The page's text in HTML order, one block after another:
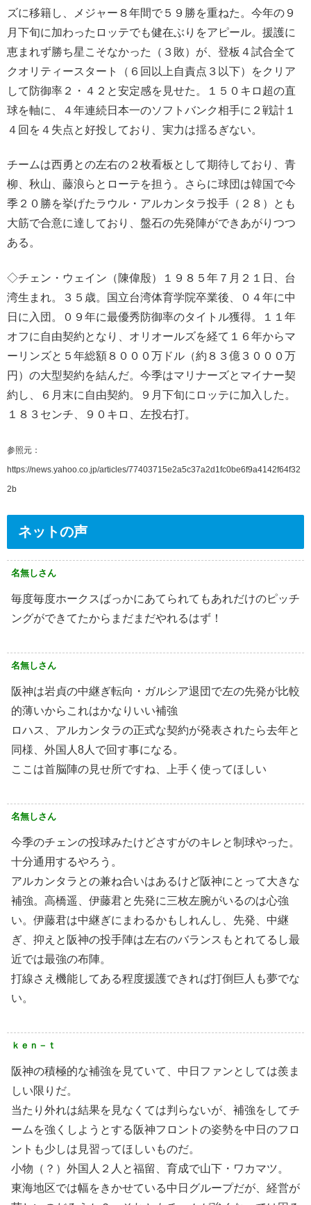
ズに移籍し、メジャー８年間で５９勝を重ねた。今年の９
月下旬に加わったロッテでも健在ぶりをアピール。援護に
恵まれず勝ち星こそなかった（３敗）が、登板４試合全て
クオリティースタート（６回以上自責点３以下）をクリア
して防御率２・４２と安定感を見せた。１５０キロ超の直
球を軸に、４年連続日本一のソフトバンク相手に２戦計１
４回を４失点と好投しており、実力は揺るぎない。
チームは西勇との左右の２枚看板として期待しており、青
柳、秋山、藤浪らとローテを担う。さらに球団は韓国で今
季２０勝を挙げたラウル・アルカンタラ投手（２８）とも
大筋で合意に達しており、盤石の先発陣ができあがりつつ
ある。
◇チェン・ウェイン（陳偉殷）１９８５年７月２１日、台
湾生まれ。３５歳。国立台湾体育学院卒業後、０４年に中
日に入団。０９年に最優秀防御率のタイトル獲得。１１年
オフに自由契約となり、オリオールズを経て１６年からマ
ーリンズと５年総額８０００万ドル（約８３億３０００万
円）の大型契約を結んだ。今季はマリナーズとマイナー契
約し、６月末に自由契約。９月下旬にロッテに加入した。
１８３センチ、９０キロ、左投右打。
参照元：
https://news.yahoo.co.jp/articles/77403715e2a5c37a2d1fc0be6f9a4142f64f32
2b
ネットの声
名無しさん
毎度毎度ホークスばっかにあてられてもあれだけのピッチ
ングができてたからまだまだやれるはず！
名無しさん
阪神は岩貞の中継ぎ転向・ガルシア退団で左の先発が比較
的薄いからこれはかなりいい補強
ロハス、アルカンタラの正式な契約が発表されたら去年と
同様、外国人8人で回す事になる。
ここは首脳陣の見せ所ですね、上手く使ってほしい
名無しさん
今季のチェンの投球みたけどさすがのキレと制球やった。
十分通用するやろう。
アルカンタラとの兼ね合いはあるけど阪神にとって大きな
補強。高橋遥、伊藤君と先発に三枚左腕がいるのは心強
い。伊藤君は中継ぎにまわるかもしれんし、先発、中継
ぎ、抑えと阪神の投手陣は左右のバランスもとれてるし最
近では最強の布陣。
打線さえ機能してある程度援護できれば打倒巨人も夢でな
い。
ｋｅｎ－ｔ
阪神の積極的な補強を見ていて、中日ファンとしては羨ま
しい限りだ。
当たり外れは結果を見なくては判らないが、補強をしてチ
ームを強くしようとする阪神フロントの姿勢を中日のフロ
ントも少しは見習ってほしいものだ。
小物（？）外国人２人と福留、育成で山下・ワカマツ。
東海地区では幅をきかせている中日グループだが、経営が